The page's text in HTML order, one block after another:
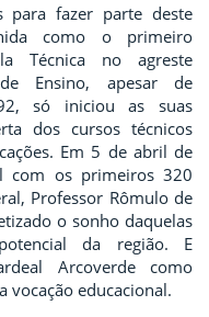
para fazer parte deste
como o primeiro
Técnica no agreste
Ensino, apesar de
só iniciou as suas
dos cursos técnicos
Em 5 de abril de
com os primeiros 320
Professor Rômulo de
o sonho daquelas
da região. E
Arcoverde como
vocação educacional.